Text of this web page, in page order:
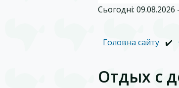
Сьогодні: 09.08.2026
Головна сайту ✔️
Отдых с